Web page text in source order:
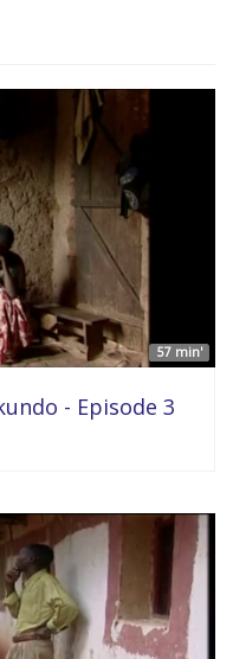
57 min'
- Episode 3